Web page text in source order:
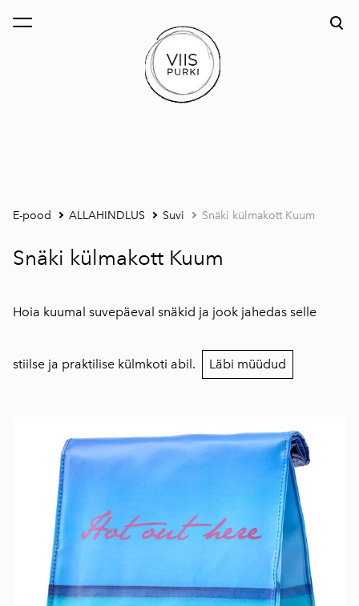
lisati ostukorvi. Vaata ostukorvi
E-pood ALLAHINDLUS Suvi Snäki külmakott Kuum
Snäki külmakott Kuum
Hoia kuumal suvepäeval snäkid ja jook jahedas selle
stiilse ja praktilise külmkoti abil. Läbi müüdud